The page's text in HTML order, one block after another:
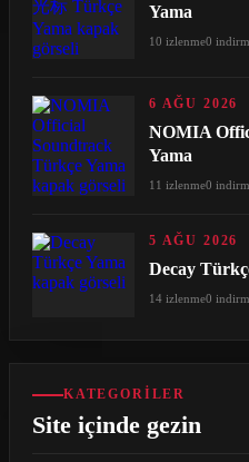
Yama
10 izlenme0
6 AĞU 2026
NOMIA
Yama
11 izlenme0
5 AĞU 2026
Decay
14 izlenme0
KATEGORILER
Site içinde gezin